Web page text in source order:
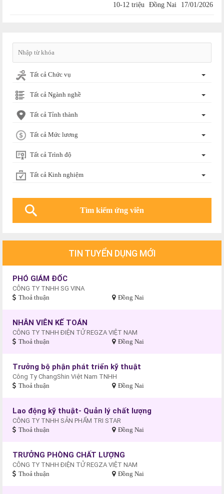
10-12 triệu
Đồng Nai 17/01/2026
Tất cả Chức vụ
Tất cả Ngành nghề
Tất cả Tỉnh thành
Tất cả Mức lương
Tất cả Trình độ
Tất cả Kinh nghiệm
TIN TUYỂN DỤNG MỚI
PHÓ GIÁM ĐỐC
CÔNG TY TNHH SG VINA
Thoả thuận Đồng Nai
NHÂN VIÊN KẾ TOÁN
CÔNG TY TNHH ĐIỆN TỬ REGZA VIỆT NAM
Thoả thuận Đồng Nai
Trưởng bộ phận phát triển kỹ thuật
Công Ty ChangShin Việt Nam TNHH
Thoả thuận Đồng Nai
Lao động kỹ thuật- Quản lý chất lượng
CÔNG TY TNHH SẢN PHẨM TRI STAR
Thoả thuận Đồng Nai
TRƯỞNG PHÒNG CHẤT LƯỢNG
CÔNG TY TNHH ĐIỆN TỬ REGZA VIỆT NAM
Thoả thuận Đồng Nai